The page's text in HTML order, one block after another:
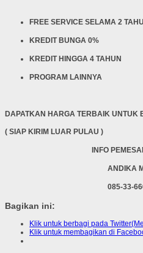
FREE SERVICE SELAMA 2
KREDIT BUNGA 0%
KREDIT HINGGA 4 TAHUN
PROGRAM LAINNYA
DAPATKAN HARGA TERBAIK UNTUK
( SIAP KIRIM LUAR PULAU )
INFO
ANDIKA
085-33-
Bagikan ini:
Klik untuk berbagi pada
Klik untuk membagikan di